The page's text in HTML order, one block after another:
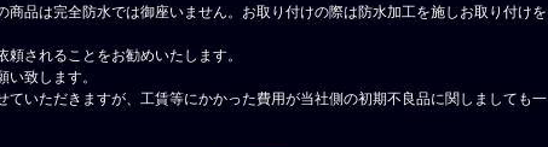
品は完全防水では御座いません。お取り付けの際は防水加工を施しお取り付けを
されることをお勧めいたします。
い致します。
いただきますが、工賃等にかかった費用が当社側の初期不良品に関しましても一